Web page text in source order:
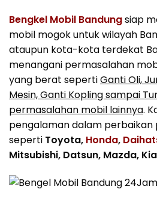
Bengkel Mobil Bandungsiap
mobil mogok untuk wilayah
ataupun kota-kota terdekat
menangani permasalahan
yang berat sepertiGanti Oli,
Mesin, Ganti Kopling sampai
permasalahan mobil lainnya.
pengalaman dalam perbaikan
seperti Toyota, Honda,
Mitsubishi, Datsun, Mazda,